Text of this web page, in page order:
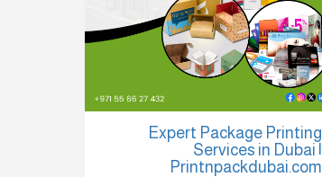
Expert Package Printing
Services in Dubai |
Printnpackdubai.com